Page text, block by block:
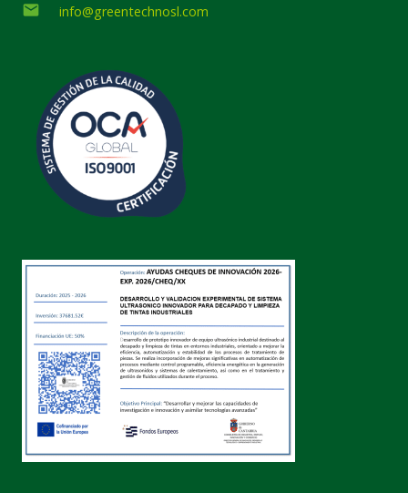
email info@greentechnosl.com